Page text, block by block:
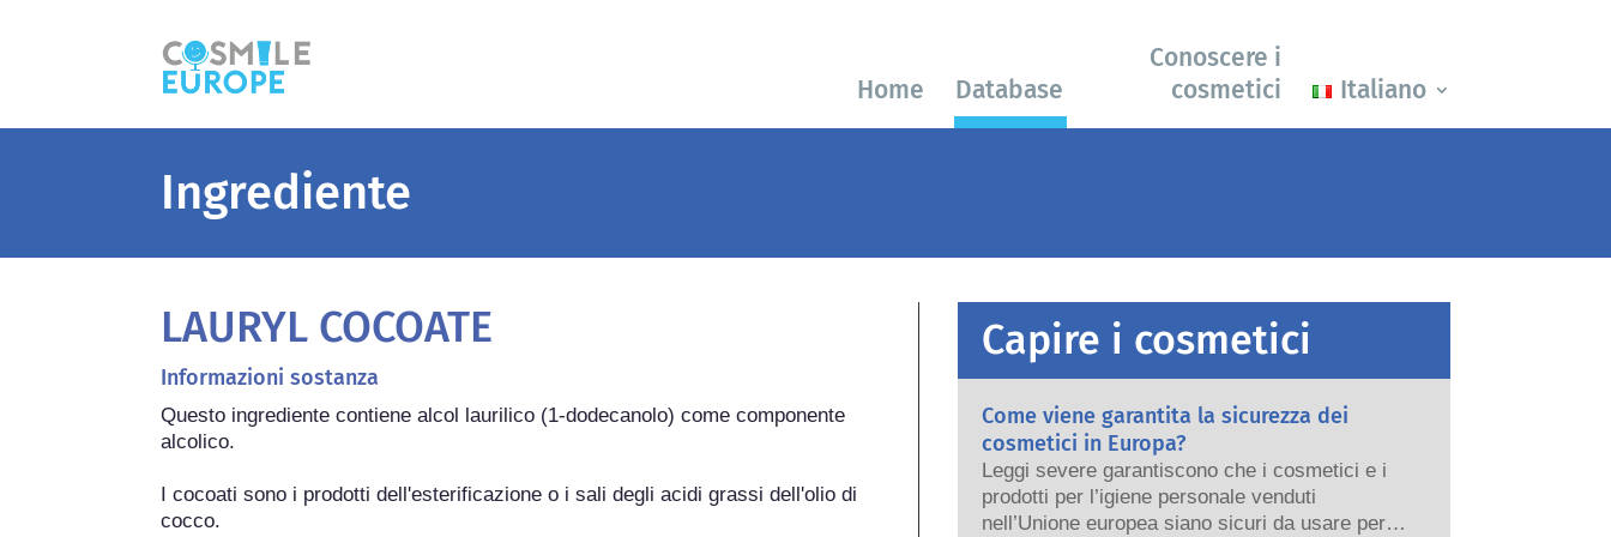
Home Database
Conoscere i
cosmetici
Italiano
Ingrediente
LAURYL COCOATE
Informazioni sostanza
Questo ingrediente contiene alcol laurilico (1-dodecanolo) come componente
alcolico.
I cocoati sono i prodotti dell'esterificazione o i sali degli acidi grassi dell'olio di
cocco.
Capire i cosmetici
Come viene garantita la sicurezza dei
cosmetici in Europa?
Leggi severe garantiscono che i cosmetici e i
prodotti per l’igiene personale venduti
nell’Unione europea siano sicuri da usare per le